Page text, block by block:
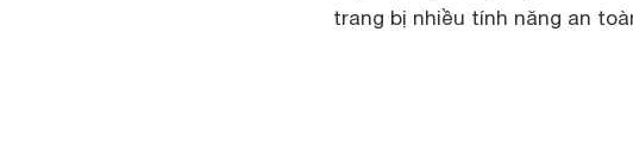
trang bị nhiều tính năng an